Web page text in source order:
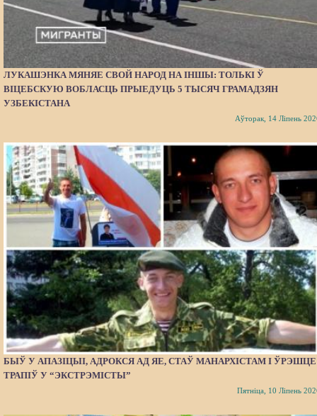
ЛУКАШЭНКА МЯНЯЕ СВОЙ НАРОД НА ІНШЫ: ТОЛЬКІ Ў
ВІЦЕБСКУЮ ВОБЛАСЦЬ ПРЫЕДУЦЬ 5 ТЫСЯЧ ГРАМАДЗЯН
УЗБЕКІСТАНА
Аўторак, 14 Ліпень
БЫЎ У АПАЗІЦЫІ, АДРОКСЯ АД ЯЕ, СТАЎ МАНАРХІСТАМ І ЎРЭШЦЕ
ТРАПІЎ У “ЭКСТРЭМІСТЫ”
Пятніца, 10 Ліпень